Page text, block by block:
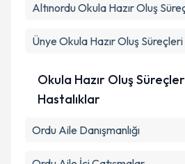
Kişisel verilerimin
kapsamda işlenmesini
Takvim
AltınorduOkula Hazır Oluş
Ünye Okula Hazır Oluş Süreçleri
Okula Hazır Oluş
Hastalıklar
Ordu Aile Danışmanlığı